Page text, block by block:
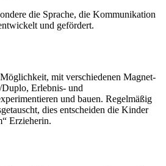
die Sprache, die Kommunikation
und gefördert.
mit verschiedenen Magnet-
Erlebnis- und
und bauen. Regelmäßig
dies entscheiden die Kinder
Erzieherin.